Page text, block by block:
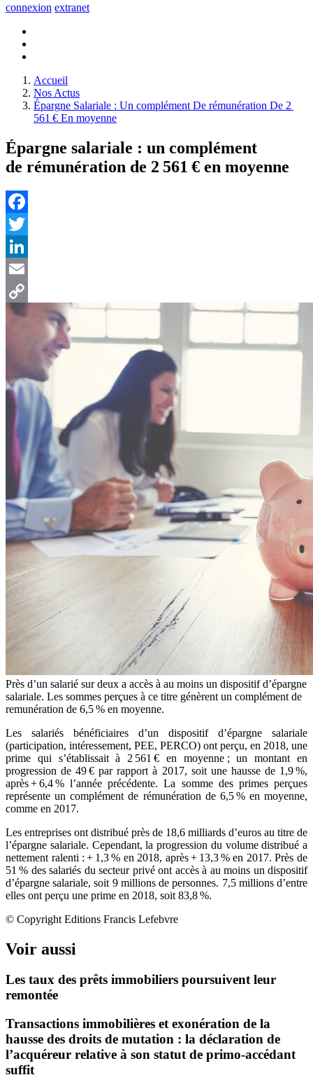
connexion extranet
Accueil
Nos Actus
Épargne Salariale : Un complément De rémunération De 2
561 € En moyenne
Épargne salariale : un complément
de rémunération de 2 561 € en moyenne
Facebook
Twitter
LinkedIn
Email
Copy
Près d’un salarié sur deux a accès à au moins un dispositif d’épargne
salariale. Les sommes perçues à ce titre génèrent un complément de
remunération de 6,5 % en moyenne.
Les salariés bénéficiaires d’un dispositif d’épargne salariale
(participation, intéressement, PEE, PERCO) ont perçu, en 2018, une
prime qui s’établissait à 2 561 € en moyenne ; un montant en
progression de 49 € par rapport à 2017, soit une hausse de 1,9 %,
après + 6,4 % l’année précédente. La somme des primes perçues
représente un complément de rémunération de 6,5 % en moyenne,
comme en 2017.
Les entreprises ont distribué près de 18,6 milliards d’euros au titre de
l’épargne salariale. Cependant, la progression du volume distribué a
nettement ralenti : + 1,3 % en 2018, après + 13,3 % en 2017. Près de
51 % des salariés du secteur privé ont accès à au moins un dispositif
d’épargne salariale, soit 9 millions de personnes. 7,5 millions d’entre
elles ont perçu une prime en 2018, soit 83,8 %.
© Copyright Editions Francis Lefebvre
Voir aussi
Les taux des prêts immobiliers poursuivent leur
remontée
Transactions immobilières et exonération de la
hausse des droits de mutation : la déclaration de
l’acquéreur relative à son statut de primo-accédant
suffit